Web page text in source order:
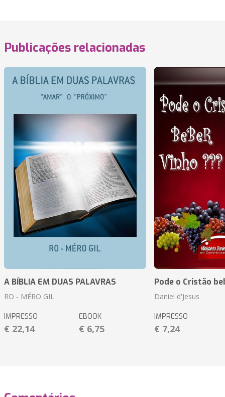
Publicações relacionadas
A BÍBLIA EM DUAS PALAVRAS
RO - MÉRO GIL
IMPRESSO
€ 22,14
EBOOK
€ 6,75
Pode o Cristão
Daniel d'Jesus
IMPRESSO
€ 7,24